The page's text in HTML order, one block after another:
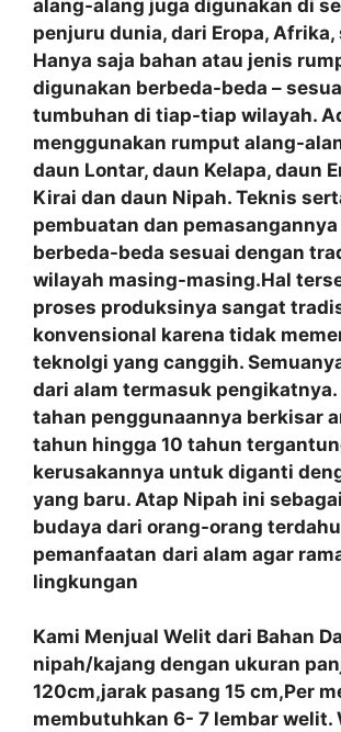
alang-alang juga digunakan di
penjuru dunia, dari Eropa, Afrika,
Hanya saja bahan atau jenis
digunakan berbeda-beda –
tumbuhan di tiap-tiap wilayah.
menggunakan rumput alang-
daun Lontar, daun Kelapa, daun
Kirai dan daun Nipah. Teknis
pembuatan dan
berbeda-beda sesuai dengan
wilayah masing-masing.Hal
proses produksinya sangat
konvensional karena tidak
teknolgi yang canggih.
dari alam termasuk pengikatnya.
tahan penggunaannya berkisar
tahun hingga 10 tahun
kerusakannya untuk diganti
yang baru. Atap Nipah ini
budaya dari orang-orang
pemanfaatan dari alam agar
lingkungan
Kami Menjual Welit dari Bahan
nipah/kajang dengan ukuran
120cm,jarak pasang 15 cm,Per
membutuhkan 6- 7 lembar welit.